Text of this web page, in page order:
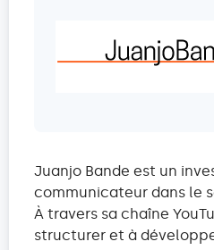
Juanjo Bande est un
communicateur dans le
À travers sa chaîne
structurer et à